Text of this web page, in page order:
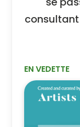
consultant
EN VEDETTE